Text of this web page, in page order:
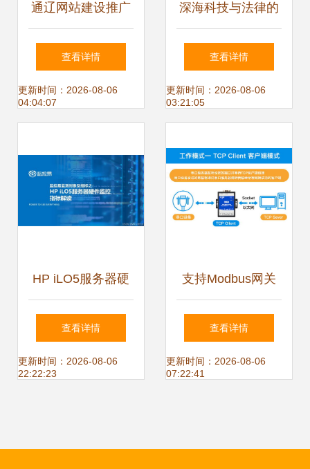
通辽网站建设推广
与软件技术研发服
务 驱动数字化转型
查看详情
更新时间：2026-08-06
04:04:07
深海科技与法律的
融合共进 第六届深
海论坛聚焦技术研
查看详情
更新时间：2026-08-06
03:21:05
HP iLO5服务器硬
件监控指标解读与
软硬件技术服务
查看详情
更新时间：2026-08-06
22:22:23
支持Modbus网关
协议转换的TCP与
RTU串口服务器 技
查看详情
更新时间：2026-08-06
07:22:41